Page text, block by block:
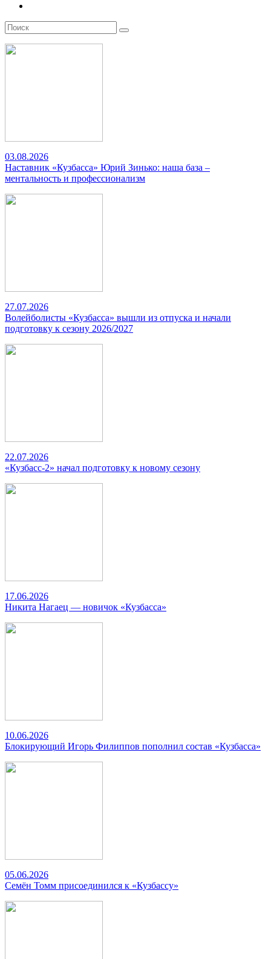
03.08.2026
Наставник «Кузбасса» Юрий Зинько: наша база –
ментальность и профессионализм
27.07.2026
Волейболисты «Кузбасса» вышли из отпуска и начали
подготовку к сезону 2026/2027
22.07.2026
«Кузбасс-2» начал подготовку к новому сезону
17.06.2026
Никита Нагаец — новичок «Кузбасса»
10.06.2026
Блокирующий Игорь Филиппов пополнил состав «Кузбасса»
05.06.2026
Семён Томм присоединился к «Кузбассу»